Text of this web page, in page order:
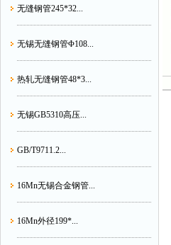
无缝钢管245*32...
无锡无缝钢管Φ108...
热轧无缝钢管48*3...
无锡GB5310高压...
GB/T9711.2...
16Mn无锡合金钢管...
16Mn外径199*...